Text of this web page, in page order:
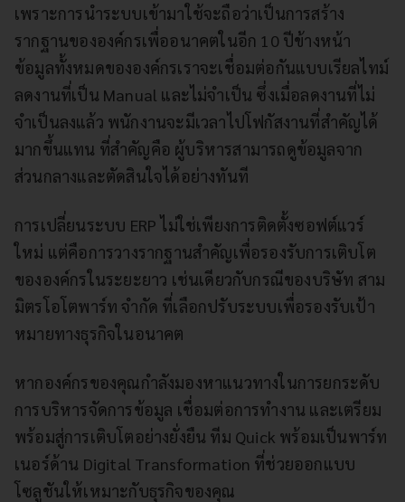
เพราะการนำระบบเข้ามาใช้จะถือว่าเป็นการสร้าง
รากฐานขององค์กรเพื่ออนาคตในอีก 10 ปีข้างหน้า
ข้อมูลทั้งหมดขององค์กรเราจะเชื่อมต่อกันแบบเรียลไทม์
ลดงานที่เป็น Manual และไม่จำเป็น ซึ่งเมื่อลดงานที่ไม่
จำเป็นลงแล้ว พนักงานจะมีเวลาไปโฟกัสงานที่สำคัญได้
มากขึ้นแทน ที่สำคัญคือ ผู้บริหารสามารถดูข้อมูลจาก
ส่วนกลางและตัดสินใจได้อย่างทันที
การเปลี่ยนระบบ ERP ไม่ใช่เพียงการติดตั้งซอฟต์แวร์
ใหม่ แต่คือการวางรากฐานสำคัญเพื่อรองรับการเติบโต
ขององค์กรในระยะยาว เช่นเดียวกับกรณีของบริษัท สาม
มิตรโอโตพาร์ท จำกัด ที่เลือกปรับระบบเพื่อรองรับเป้า
หมายทางธุรกิจในอนาคต
หากองค์กรของคุณกำลังมองหาแนวทางในการยกระดับ
การบริหารจัดการข้อมูล เชื่อมต่อการทำงาน และเตรียม
พร้อมสู่การเติบโตอย่างยั่งยืน ทีม Quick พร้อมเป็นพาร์ท
เนอร์ด้าน Digital Transformation ที่ช่วยออกแบบ
โซลูชันให้เหมาะกับธุรกิจของคุณ